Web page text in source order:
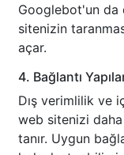
Googlebot'un da
sitenizin
açar.
4. Bağlantı
Dış verimlilik ve
web sitenizi
tanır. Uygun